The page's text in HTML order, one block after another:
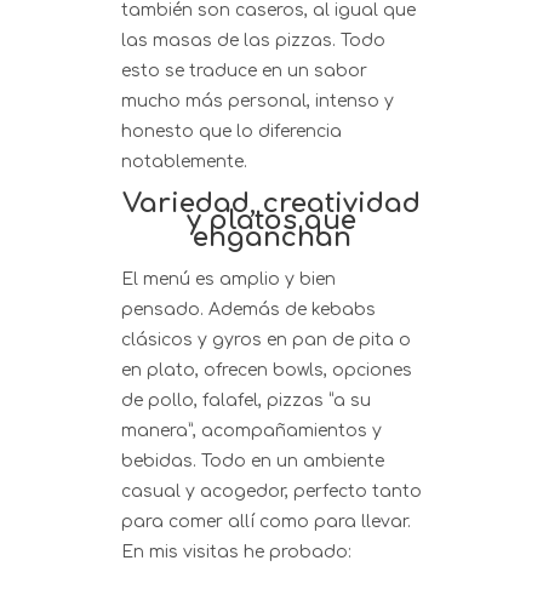
también son caseros, al igual que
las masas de las pizzas. Todo
esto se traduce en un sabor
mucho más personal, intenso y
honesto que lo diferencia
notablemente.
Variedad, creatividad
y platos que
enganchan
El menú es amplio y bien
pensado. Además de kebabs
clásicos y gyros en pan de pita o
en plato, ofrecen bowls, opciones
de pollo, falafel, pizzas “a su
manera”, acompañamientos y
bebidas. Todo en un ambiente
casual y acogedor, perfecto tanto
para comer allí como para llevar.
En mis visitas he probado: